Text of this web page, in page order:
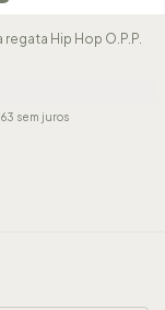
Hip Hop O.P.P.
sem juros